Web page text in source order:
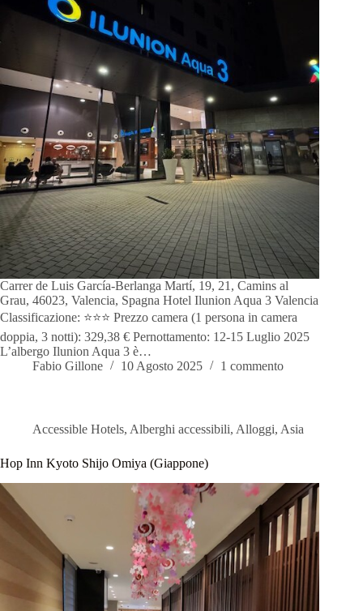
Carrer de Luis García-Berlanga Martí, 19, 21, Camins al
Grau, 46023, Valencia, Spagna Hotel Ilunion Aqua 3 Valencia
Classificazione: ⭐️⭐️⭐️ Prezzo camera (1 persona in camera
doppia, 3 notti): 329,38 € Pernottamento: 12-15 Luglio 2025
L’albergo Ilunion Aqua 3 è…
Fabio Gillone
10 Agosto 2025 1 commento
Accessible Hotels, Alberghi accessibili, Alloggi, Asia
Hop Inn Kyoto Shijo Omiya (Giappone)